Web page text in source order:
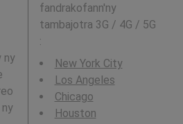
ny
fandrakofann'ny
tambajotra 3G / 4G / 5G
:
New York City
Los Angeles
Chicago
Houston